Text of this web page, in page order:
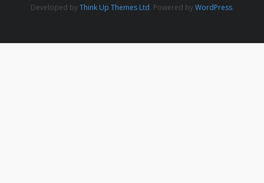
Developed byThink Up Themes Ltd. Powered byWordPress.